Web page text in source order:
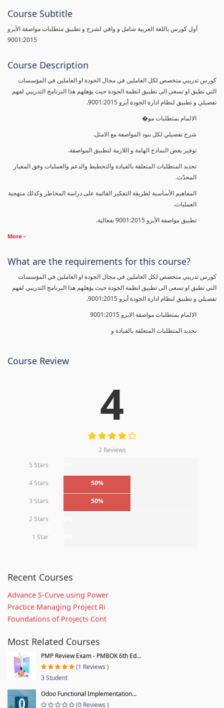
Course Subtitle
أول كورس باللغة العربية شامل و وافي لشرح و تطبيق متطلبات مواصفة الأيزو
9001:2015
Course Description
كورس تدريبي متخصص لكل العاملين في مجال الجودة او العاملين في المؤسسات
التي تطبق او تسعى الى تطبيق انظمة الجودة حيث يؤهلهم هذا البرنامج التدريبي لفهم
تفصيلي و تطبيق لنظام ادارة الجودة أيزو 9001:2015.
الالمام بمتطلبات مو�
شرح تفصيلي لكل بنود المواصفة مع الامثل.
توفير بعض النماذج الهامة و اللازمة لتطبيق المواصفة.
تحديد المتطلبات المتعلقة بالقيادة والتخطيط والدعم والعمليات وفق المعيار
المحدّث.
المفاهيم الأساسية لطريقة التفكير القائمة على دراسة المخاطر وكذلك منهجية
العمليات.
تطبيق مواصفة الأيزو 9001:2015 بفعالية.
More
What are the requirements for this course?
كورس تدريبي متخصص لكل العاملين في مجال الجودة او العاملين في المؤسسات
التي تطبق او تسعى الى تطبيق انظمة الجودة حيث يؤهلهم هذا البرنامج التدريبي لفهم
تفصيلي و تطبيق لنظام ادارة الجودة أيزو 9001:2015.
الالمام بمتطلبات مواصفة الايزو 9001:2015
تحديد المتطلبات المتعلقة بالقيادة و
Course Review
4
2 Reviews
5 Stars
4 Stars 50%
3 Stars 50%
2 Stars
1 Star
Recent Courses
Advance S-Curve using Power
Practice Managing Project Ri
Foundations of Projects Cont
Most Related Courses
PMP Review Exam - PMBOK 6th Ed...
(1 Reviews )
3 Student
Odoo Functional Implementation...
(0 Reviews )